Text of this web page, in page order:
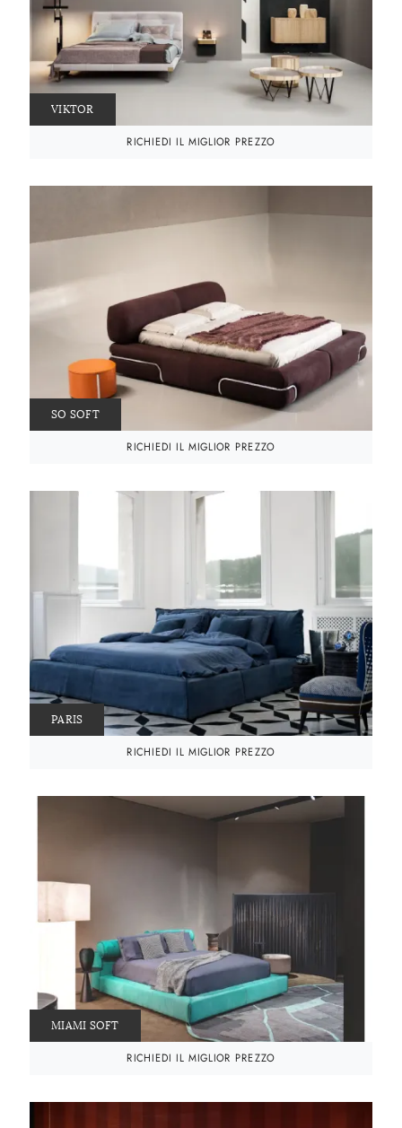
VIKTOR
RICHIEDI IL MIGLIOR PREZZO
SO SOFT
RICHIEDI IL MIGLIOR PREZZO
PARIS
RICHIEDI IL MIGLIOR PREZZO
MIAMI SOFT
RICHIEDI IL MIGLIOR PREZZO